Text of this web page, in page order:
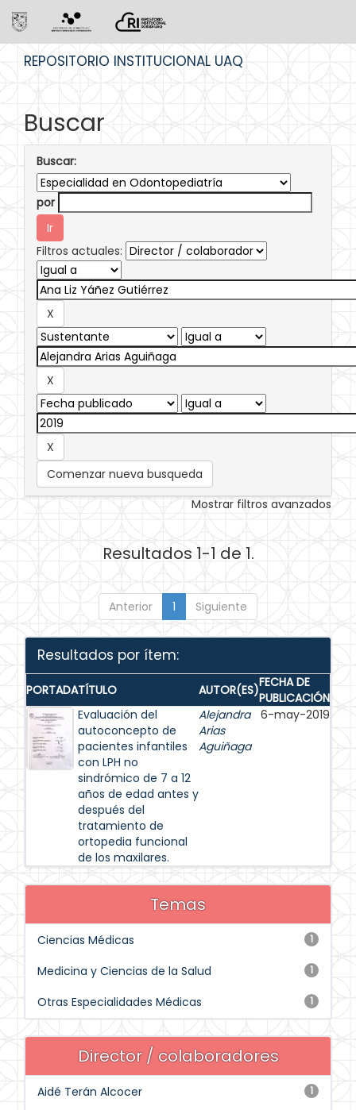
REPOSITORIO INSTITUCIONAL UAQ
Buscar
Buscar:
por
Filtros actuales:
Comenzar nueva busqueda
Mostrar filtros avanzados
Resultados 1-1 de 1.
Anterior 1 Siguiente
Resultados por ítem:
PORTADATÍTULO AUTOR(ES)FECHA DE
PUBLICACIÓN
Evaluación del
autoconcepto de
pacientes infantiles
con LPH no
sindrómico de 7 a 12
años de edad antes y
después del
tratamiento de
ortopedia funcional
de los maxilares.
Alejandra
Arias
Aguiñaga
6-may-2019
Temas
1
Ciencias Médicas
1
Medicina y Ciencias de la Salud
1
Otras Especialidades Médicas
Director / colaboradores
1
Aidé Terán Alcocer